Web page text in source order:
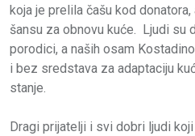
koja je prelila čašu kod
šansu za obnovu kuće. Ljudi su
porodici, a naših osam
i bez sredstava za adaptaciju
stanje.
Dragi prijatelji i svi dobri ljudi